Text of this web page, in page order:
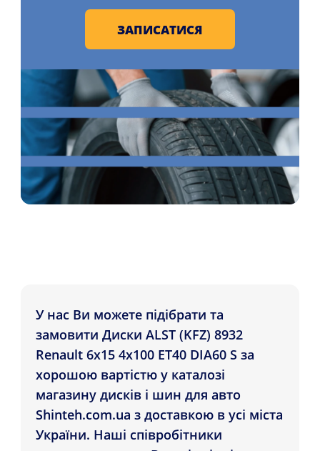
ЗАПИСАТИСЯ
У нас Ви можете підібрати та
замовити Диски ALST (KFZ) 8932
Renault 6x15 4x100 ET40 DIA60 S за
хорошою вартістю у каталозі
магазину дисків і шин для авто
Shinteh.com.ua з доставкою в усі міста
України. Наші співробітники